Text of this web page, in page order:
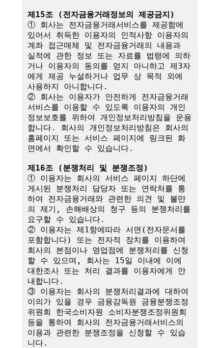
제15조 (전자금융거래정보의 제공금지)
① 회사는 전자금융거래서비스를 제공함에
있어서 취득한 이용자의 인적사항 이용자의
계좌 접근매체 및 전자금융거래의 내용과
실적에 관한 정보 또는 자료를 법령에 의하
거나 이용자의 동의를 얻지 아니하고 제3자
에게 제공 누설하거나 업무 상 목적 외에
사용하지 아니합니다.
② 회사는 이용자가 안전하게 전자금융거래
서비스를 이용할 수 있도록 이용자의 개인
정보보호를 위하여 개인정보처리방침을 운용
합니다. 회사의 개인정보처리방침은 회사의
홈페이지 또는 서비스 페이지에 링크된 화
면에서 확인할 수 있습니다.
제16조 (분쟁처리 및 분쟁조정)
① 이용자는 회사의 서비스 페이지 하단에
게시된 분쟁처리 담당자 또는 연락처를 통
하여 전자금융거래와 관련한 의견 및 불만
의 제기, 손해배상의 청구 등의 분쟁처리를
요구할 수 있습니다.
② 이용자는 제1항에따라 서면(전자문서를
포함합니다) 또는 전자적 장치를 이용하여
회사의 본점이나 영업점에 분쟁처리를 신청
할 수 있으며, 회사는 15일 이내에 이에
대한조사 또는 처리 결과를 이용자에게 안
내합니다.
③ 이용자는 회사의 분쟁처리결과에 대하여
이의가 있을 경우 금융감독원 금융분쟁조정
위원회 한국소비자원 소비자분쟁조정위원회
등을 통하여 회사의 전자금융거래서비스의
이용과 관련한 분쟁조정을 신청할 수 있습
니다.